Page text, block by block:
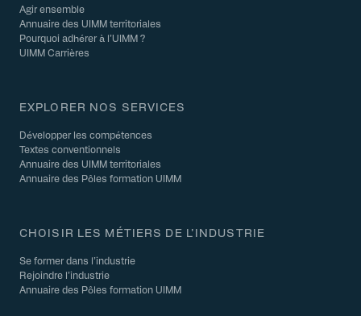
Agir ensemble
Annuaire des UIMM territoriales
Pourquoi adhérer à l’UIMM ?
UIMM Carrières
EXPLORER NOS SERVICES
Développer les compétences
Textes conventionnels
Annuaire des UIMM territoriales
Annuaire des Pôles formation UIMM
CHOISIR LES MÉTIERS DE L’INDUSTRIE
Se former dans l’industrie
Rejoindre l’industrie
Annuaire des Pôles formation UIMM